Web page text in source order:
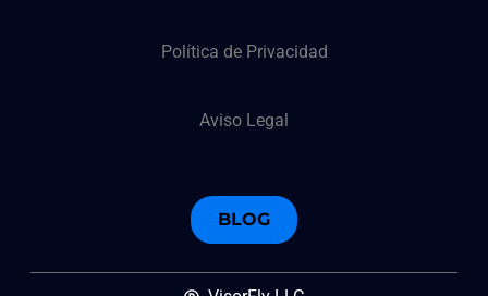
Política de Privacidad
Aviso Legal
BLOG